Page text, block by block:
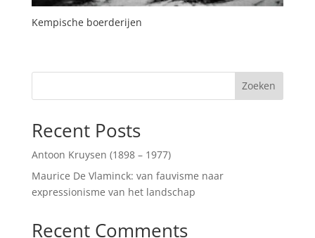
Kempische boerderijen
Zoeken
Recent Posts
Antoon Kruysen (1898 – 1977)
Maurice De Vlaminck: van fauvisme naar
expressionisme van het landschap
Recent Comments